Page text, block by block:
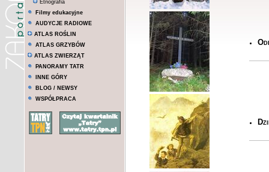
Etnografia
Filmy edukacyjne
AUDYCJE RADIOWE
ATLAS ROŚLIN
ATLAS GRZYBÓW
ATLAS ZWIERZĄT
PANORAMY TATR
INNE GÓRY
BLOG / NEWSY
WSPÓŁPRACA